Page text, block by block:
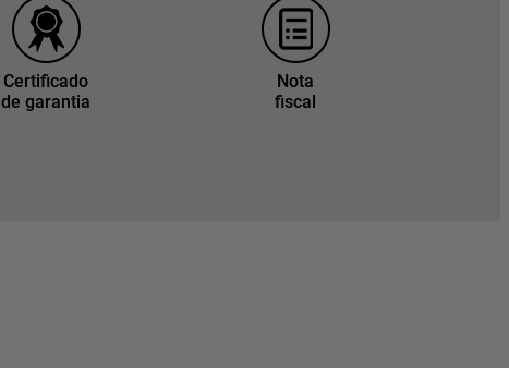
Certificado
de garantia
Nota
fiscal